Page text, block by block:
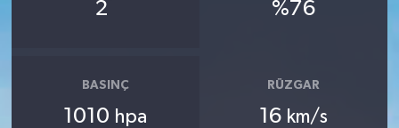
2 %76
BASINÇ
1010 hpa
RÜZGAR
16 km/s